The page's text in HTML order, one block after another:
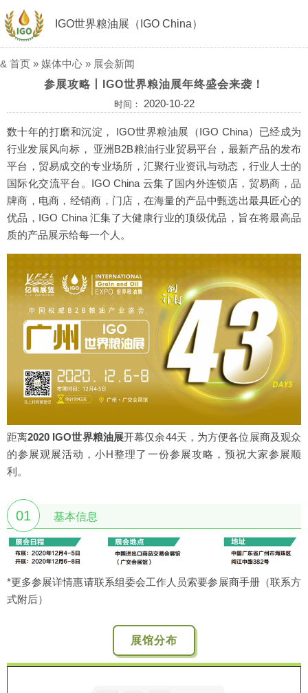
IGO世界粮油展（IGO China）
& 首页 » 媒体中心 » 展会新闻
参展攻略丨IGO世界粮油展年终盛会来袭！
时间： 2020-10-22
数十年的打磨和沉淀， IGO世界粮油展（IGO China）已经成为
行业发展风向标， 亚洲B2B粮油行业贸易平台，最新产品的发布
平台，贸易成交的专业场所，汇聚行业资讯与动态，行业人士的
国际化交流平台。IGO China 云集了国内外连锁店，贸易商，品
牌商，电商，经销商，门店，在海量的产品中甄选出最具匠心的
优品，IGO China 汇集了大健康行业的顶级优品，旨在将最高品
质的产品展示给每一个人。
距离2020 IGO世界粮油展开幕仅余44天，为方便各位展商及观众
的参展观展活动，小H整理了一份参展攻略，预祝大家参展顺
利。
01 基本信息
*更多参展详情惠请联系组委会工作人员索要参展商手册（联系方
式附后）
展馆分布